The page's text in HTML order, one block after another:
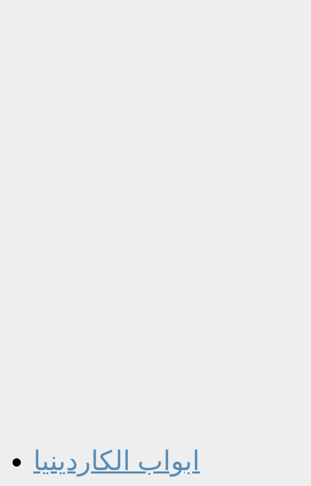
ابواب الكاردينيا